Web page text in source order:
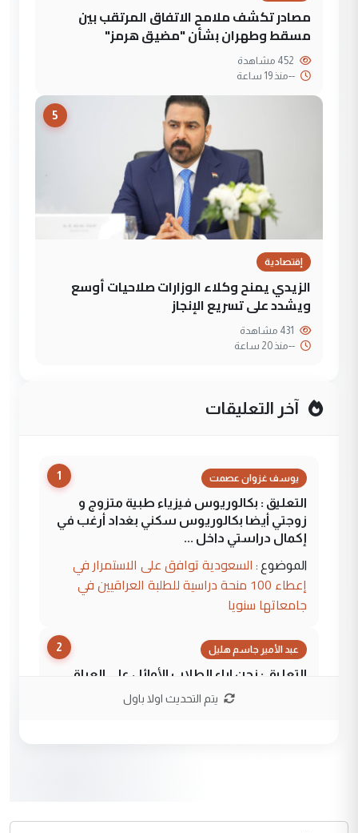
مصادر تكشف ملامح الاتفاق المرتقب بين
مسقط وطهران بشأن "مضيق هرمز"
--منذ 19 ساعة
5
إقتصادية
الزيدي يمنح وكلاء الوزارات صلاحيات أوسع
ويشدد على تسريع الإنجاز
--منذ 20 ساعة
آخر التعليقات
1 يوسف غزوان عصمت
التعليق : بكالوريوس فيزياء طبية متزوج و
زوجتي أيضا بكالوريوس سكني بغداد أرغب في
إكمال دراستي داخل ...
الموضوع : السعودية توافق على الاستمرار في
إعطاء 100 منحة دراسية للطلبة العراقيين في
جامعاتها سنويا
2 عبد الأمير جاسم هليل
التعليق : نحن اباء الطلاب الأوائل على العراق
نتشرف بلقاء السيد احمد الصافي في العتبات
التعليق : قرار مستعجل جدا ولامصلحة فيه
يتم التحديث اولا باول